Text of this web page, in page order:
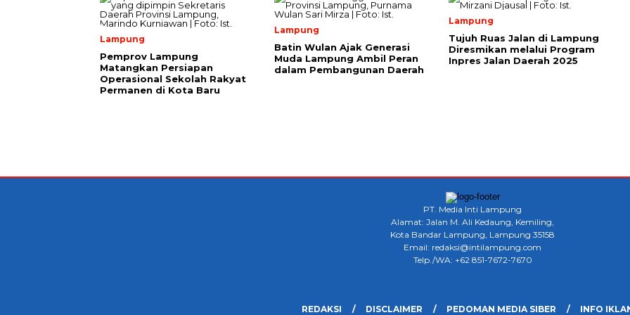
Lampung
Pemprov Lampung
Matangkan Persiapan
Operasional Sekolah Rakyat
Permanen di Kota Baru
Lampung
Batin Wulan Ajak Generasi
Muda Lampung Ambil Peran
dalam Pembangunan Daerah
Lampung
Tujuh Ruas Jalan di Lampung
Diresmikan melalui Program
Inpres Jalan Daerah 2025
PT. Media Inti Lampung
Alamat: Jalan M. Ali Kedaung, Kemiling,
Kota Bandar Lampung, Lampung 35158
Email: redaksi@intilampung.com
Telp./WA: +62 851-7672-7670
REDAKSI DISCLAIMER PEDOMAN MEDIA SIBER INFO